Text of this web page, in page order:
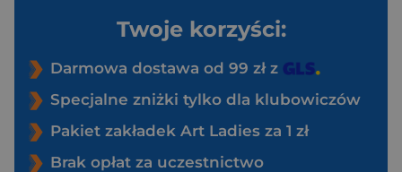
Twoje korzyści:
Darmowa dostawa od 99 zł z
Specjalne zniżki tylko dla klubowiczów
Pakiet zakładek Art Ladies za 1 zł
Brak opłat za uczestnictwo